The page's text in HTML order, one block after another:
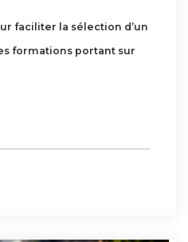
faciliter la sélection d’un
formations portant sur